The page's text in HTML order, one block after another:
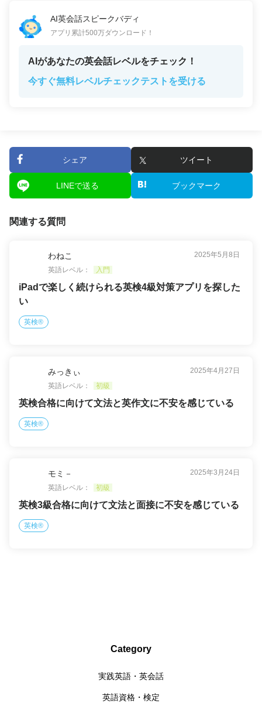
AI英会話スピークバディ
アプリ累計500万ダウンロード！
AIがあなたの英会話レベルをチェック！
今すぐ無料レベルチェックテストを受ける
シェア ツイート
LINEで送る ブックマーク
関連する質問
わねこ
2025年5月8日
英語レベル：
入門
iPadで楽しく続けられる英検4級対策アプリを探した
い
英検®
みっきぃ
2025年4月27日
英語レベル：
初級
英検合格に向けて文法と英作文に不安を感じている
英検®
モミ－
2025年3月24日
英語レベル：
初級
英検3級合格に向けて文法と面接に不安を感じている
英検®
Category
実践英語・英会話
英語資格・検定